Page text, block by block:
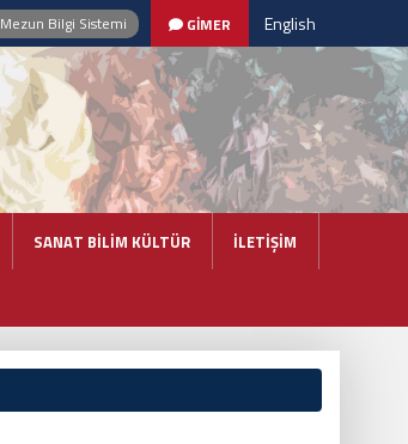
Mezun Bilgi Sistemi GİMER English
SANAT BİLİM KÜLTÜR İLETİŞİM